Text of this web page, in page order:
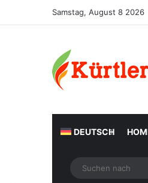
Samstag, August 8 2026
DEUTSCH
Zufälliger Artikel